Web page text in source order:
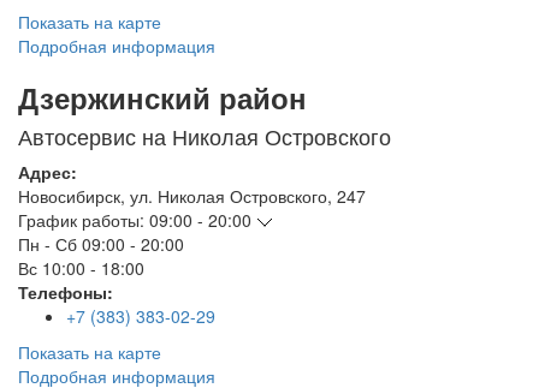
Показать на карте
Подробная информация
Дзержинский район
Автосервис на Николая Островского
Адрес:
Новосибирск, ул. Николая Островского, 247
График работы: 09:00 - 20:00
Пн - Сб 09:00 - 20:00
Вс 10:00 - 18:00
Телефоны:
+7 (383) 383-02-29
Показать на карте
Подробная информация